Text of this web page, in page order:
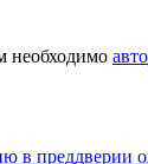
необходимо